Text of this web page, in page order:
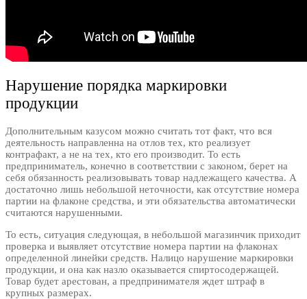
Нарушение порядка маркировки
продукции
Дополнительным казусом можно считать тот факт, что вся
деятельность направленна на отлов тех, кто реализует
контрафакт, а не на тех, кто его производит. То есть
предприниматель, конечно в соответствии с законом, берет на
себя обязанность реализовывать товар надлежащего качества. А
достаточно лишь небольшой неточности, как отсутствие номера
партии на флаконе средства, и эти обязательства автоматически
считаются нарушенными.
То есть, ситуация следующая, в небольшой магазинчик приходит
проверка и выявляет отсутствие номера партии на флаконах
определенной линейки средств. Налицо нарушение маркировки
продукции, и она как назло оказывается спиртосодержащей.
Товар будет арестован, а предпринимателя ждет штраф в
крупных размерах.